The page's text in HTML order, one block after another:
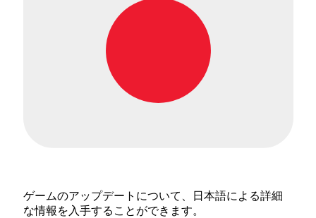
ゲームのアップデートについて、日本語による詳細
な情報を入手することができます。